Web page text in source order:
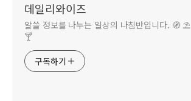
데일리와이즈
알쓸 정보를 나누는 일상의 나침반입니다. 🧭 ⛱️
🍸
구독하기